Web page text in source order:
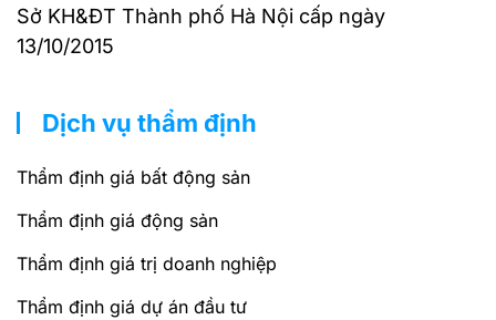
Sở KH&ĐT Thành phố Hà Nội cấp ngày
13/10/2015
Dịch vụ thẩm định
Thẩm định giá bất động sản
Thẩm định giá động sản
Thẩm định giá trị doanh nghiệp
Thẩm định giá dự án đầu tư